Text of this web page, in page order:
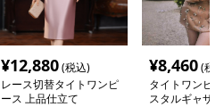
¥12,880(税込)
レース切替タイトワンピ
ース 上品仕立て
¥8,460(税
タイトワンピ
スタルギャザ